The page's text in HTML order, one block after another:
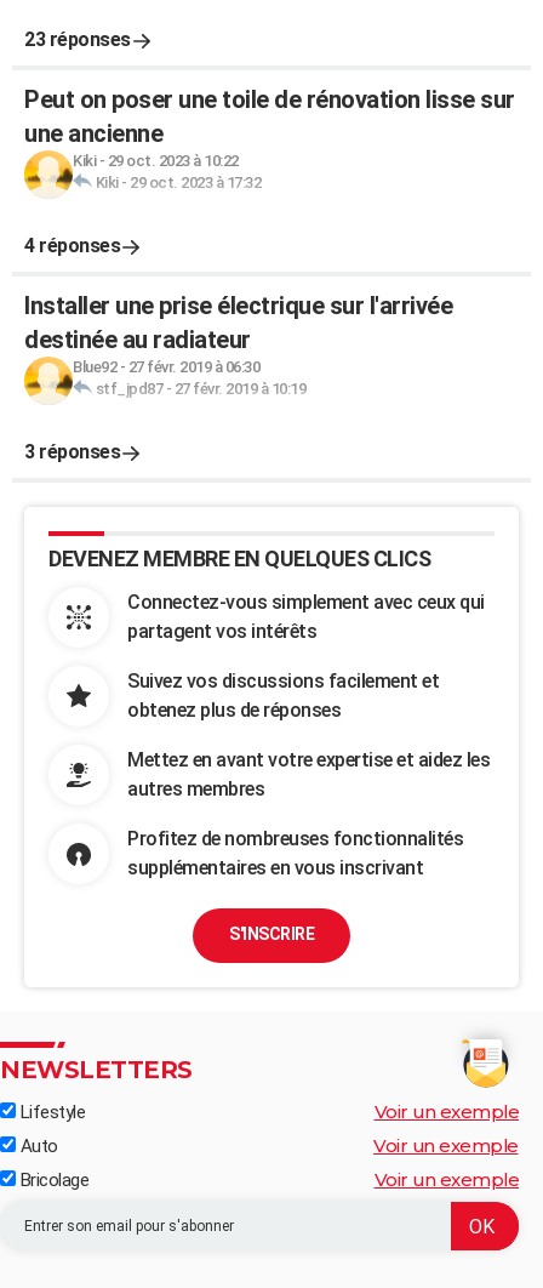
23 réponses
Peut on poser une toile de rénovation lisse sur
une ancienne
Kiki- 29 oct. 2023 à 10:22
Kiki- 29 oct. 2023 à 17:32
4 réponses
Installer une prise électrique sur l'arrivée
destinée au radiateur
Blue92- 27 févr. 2019 à 06:30
stf_jpd87- 27 févr. 2019 à 10:19
3 réponses
DEVENEZ MEMBRE EN QUELQUES CLICS
Connectez-vous simplement avec ceux qui
partagent vos intérêts
Suivez vos discussions facilement et
obtenez plus de réponses
Mettez en avant votre expertise et aidez les
autres membres
Profitez de nombreuses fonctionnalités
supplémentaires en vous inscrivant
S'INSCRIRE
NEWSLETTERS
Lifestyle Voir un exemple
Auto Voir un exemple
Bricolage Voir un exemple